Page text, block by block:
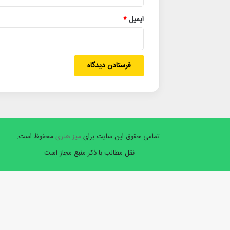
ایمیل*
تمامی حقوق این سایت برای میز هنری محفوظ است.
نقل مطالب با ذکر منبع مجاز است.